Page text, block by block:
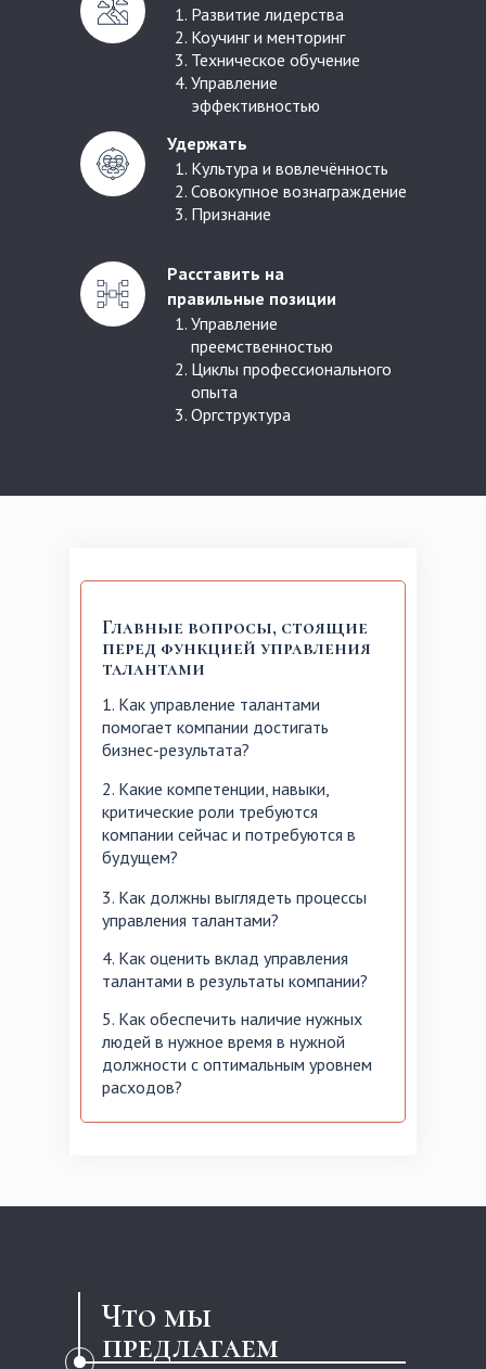
Развитие лидерства
Коучинг и менторинг
Техническое обучение
Управление
эффективностью
Культура и вовлечённость
Совокупное вознаграждение
Признание
Удержать
Управление
преемственностью
Циклы профессионального
опыта
Оргструктура
Расставить на
правильные позиции
Главные вопросы, стоящие
перед функцией управления
талантами
1. Как управление талантами
помогает компании достигать
бизнес-результата?
2. Какие компетенции, навыки,
критические роли требуются
компании сейчас и потребуются в
будущем?
3. Как должны выглядеть процессы
управления талантами?
4. Как оценить вклад управления
талантами в результаты компании?
5. Как обеспечить наличие нужных
людей в нужное время в нужной
должности с оптимальным уровнем
расходов?
Что мы
предлагаем